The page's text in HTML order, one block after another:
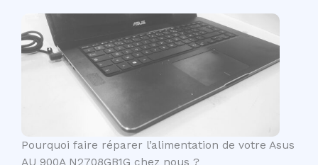
Pourquoi faire réparer l’alimentation de votre Asus
AU 900A N2708GB1G chez nous ?